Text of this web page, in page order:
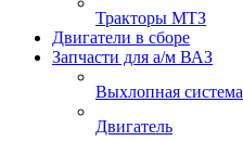
Тракторы МТЗ
Двигатели в сборе
Запчасти для а/м ВАЗ
Выхлопная система
Двигатель